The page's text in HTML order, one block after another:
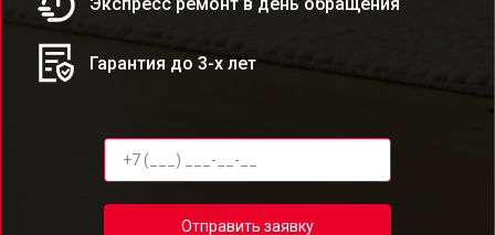
Гарантия до 3-х лет
Отправить заявку